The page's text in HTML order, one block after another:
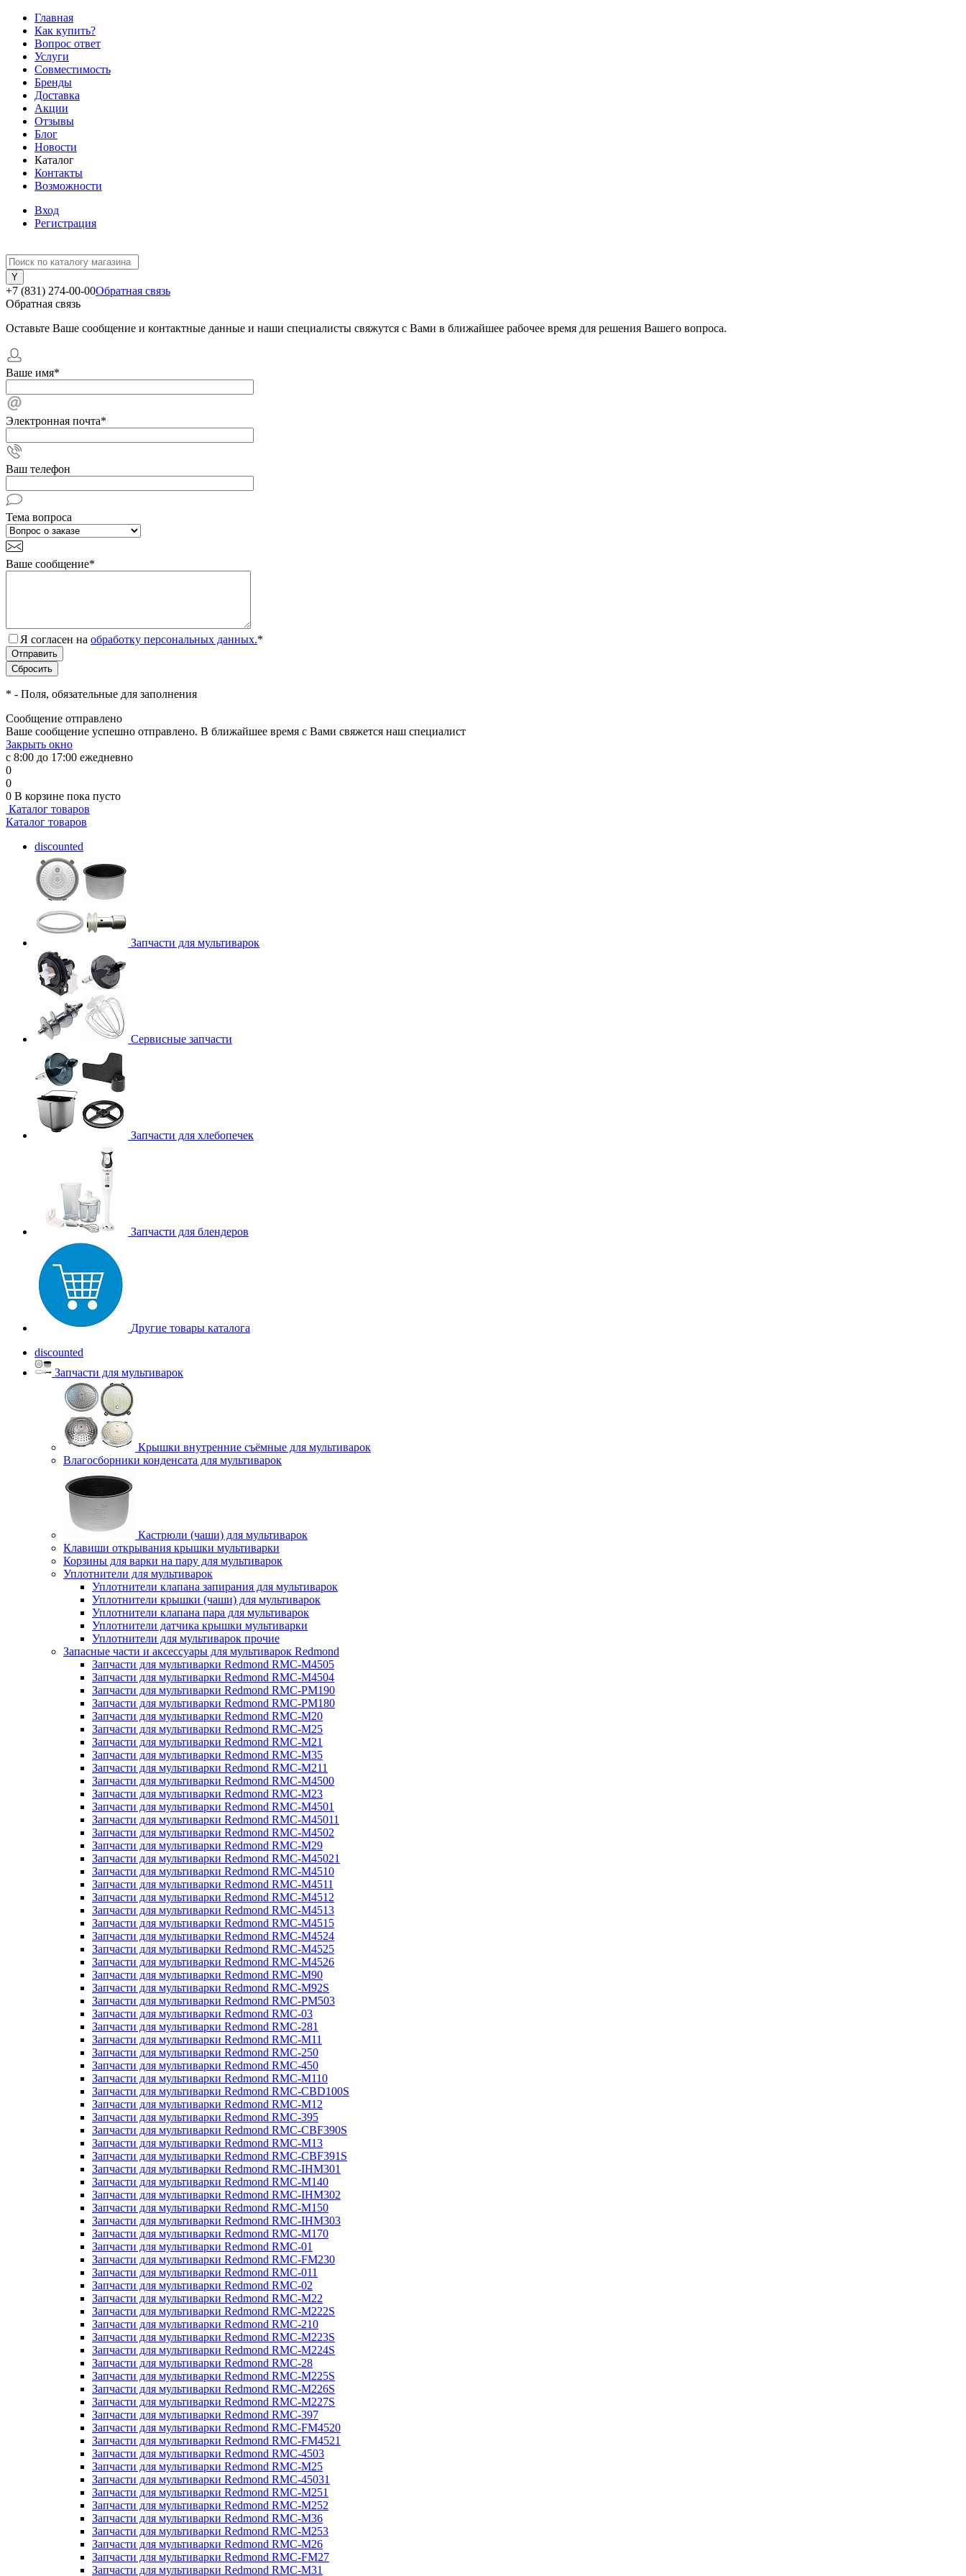
Главная
Как купить?
Вопрос ответ
Услуги
Совместимость
Бренды
Доставка
Акции
Отзывы
Блог
Новости
Каталог
Контакты
Возможности
Вход
Регистрация
+7 (831) 274-00-00Обратная связь
Обратная связь
Оставьте Ваше сообщение и контактные данные и наши специалисты свяжутся с Вами в ближайшее рабочее время для решения Вашего вопроса.
Ваше имя*
Электронная почта*
Ваш телефон
Тема вопроса
Ваше сообщение*
Я согласен на обработку персональных данных.*
* - Поля, обязательные для заполнения
Сообщение отправлено
Ваше сообщение успешно отправлено. В ближайшее время с Вами свяжется наш специалист
Закрыть окно
с 8:00 до 17:00 ежедневно
0
0
0 В корзине пока пусто
Каталог товаров
Каталог товаров
discounted
Запчасти для мультиварок
Сервисные запчасти
Запчасти для хлебопечек
Запчасти для блендеров
Другие товары каталога
discounted
Запчасти для мультиварок
Крышки внутренние съёмные для мультиварок
Влагосборники конденсата для мультиварок
Кастрюли (чаши) для мультиварок
Клавиши открывания крышки мультиварки
Корзины для варки на пару для мультиварок
Уплотнители для мультиварок
Уплотнители клапана запирания для мультиварок
Уплотнители крышки (чаши) для мультиварок
Уплотнители клапана пара для мультиварок
Уплотнители датчика крышки мультиварки
Уплотнители для мультиварок прочие
Запасные части и аксессуары для мультиварок Redmond
Запчасти для мультиварки Redmond RMC-M4505
Запчасти для мультиварки Redmond RMC-M4504
Запчасти для мультиварки Redmond RMC-PM190
Запчасти для мультиварки Redmond RMC-PM180
Запчасти для мультиварки Redmond RMC-M20
Запчасти для мультиварки Redmond RMC-M25
Запчасти для мультиварки Redmond RMC-M21
Запчасти для мультиварки Redmond RMC-M35
Запчасти для мультиварки Redmond RMC-M211
Запчасти для мультиварки Redmond RMC-M4500
Запчасти для мультиварки Redmond RMC-M23
Запчасти для мультиварки Redmond RMC-M4501
Запчасти для мультиварки Redmond RMC-M45011
Запчасти для мультиварки Redmond RMC-M4502
Запчасти для мультиварки Redmond RMC-M29
Запчасти для мультиварки Redmond RMC-M45021
Запчасти для мультиварки Redmond RMC-M4510
Запчасти для мультиварки Redmond RMC-M4511
Запчасти для мультиварки Redmond RMC-M4512
Запчасти для мультиварки Redmond RMC-M4513
Запчасти для мультиварки Redmond RMC-M4515
Запчасти для мультиварки Redmond RMC-M4524
Запчасти для мультиварки Redmond RMC-M4525
Запчасти для мультиварки Redmond RMC-M4526
Запчасти для мультиварки Redmond RMC-M90
Запчасти для мультиварки Redmond RMC-M92S
Запчасти для мультиварки Redmond RMC-PM503
Запчасти для мультиварки Redmond RMC-03
Запчасти для мультиварки Redmond RMC-281
Запчасти для мультиварки Redmond RMC-M11
Запчасти для мультиварки Redmond RMC-250
Запчасти для мультиварки Redmond RMC-450
Запчасти для мультиварки Redmond RMC-M110
Запчасти для мультиварки Redmond RMC-CBD100S
Запчасти для мультиварки Redmond RMC-M12
Запчасти для мультиварки Redmond RMC-395
Запчасти для мультиварки Redmond RMC-CBF390S
Запчасти для мультиварки Redmond RMC-M13
Запчасти для мультиварки Redmond RMC-CBF391S
Запчасти для мультиварки Redmond RMC-IHM301
Запчасти для мультиварки Redmond RMC-M140
Запчасти для мультиварки Redmond RMC-IHM302
Запчасти для мультиварки Redmond RMC-M150
Запчасти для мультиварки Redmond RMC-IHM303
Запчасти для мультиварки Redmond RMC-M170
Запчасти для мультиварки Redmond RMC-01
Запчасти для мультиварки Redmond RMC-FM230
Запчасти для мультиварки Redmond RMC-011
Запчасти для мультиварки Redmond RMC-02
Запчасти для мультиварки Redmond RMC-M22
Запчасти для мультиварки Redmond RMC-M222S
Запчасти для мультиварки Redmond RMC-210
Запчасти для мультиварки Redmond RMC-M223S
Запчасти для мультиварки Redmond RMC-M224S
Запчасти для мультиварки Redmond RMC-28
Запчасти для мультиварки Redmond RMC-M225S
Запчасти для мультиварки Redmond RMC-M226S
Запчасти для мультиварки Redmond RMC-M227S
Запчасти для мультиварки Redmond RMC-397
Запчасти для мультиварки Redmond RMC-FM4520
Запчасти для мультиварки Redmond RMC-FM4521
Запчасти для мультиварки Redmond RMC-4503
Запчасти для мультиварки Redmond RMC-M25
Запчасти для мультиварки Redmond RMC-45031
Запчасти для мультиварки Redmond RMC-M251
Запчасти для мультиварки Redmond RMC-M252
Запчасти для мультиварки Redmond RMC-M36
Запчасти для мультиварки Redmond RMC-M253
Запчасти для мультиварки Redmond RMC-M26
Запчасти для мультиварки Redmond RMC-FM27
Запчасти для мультиварки Redmond RMC-M31